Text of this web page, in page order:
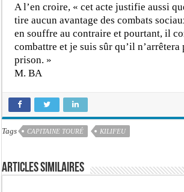
A l’en croire, « cet acte justifie aussi
tire aucun avantage des combats
en souffre au contraire et pourtant, il
combattre et je suis sûr qu’il n’arrêtera
prison. »
M. BA
Tags CAPITAINE TOURÉ KILIFEU
Articles similaires